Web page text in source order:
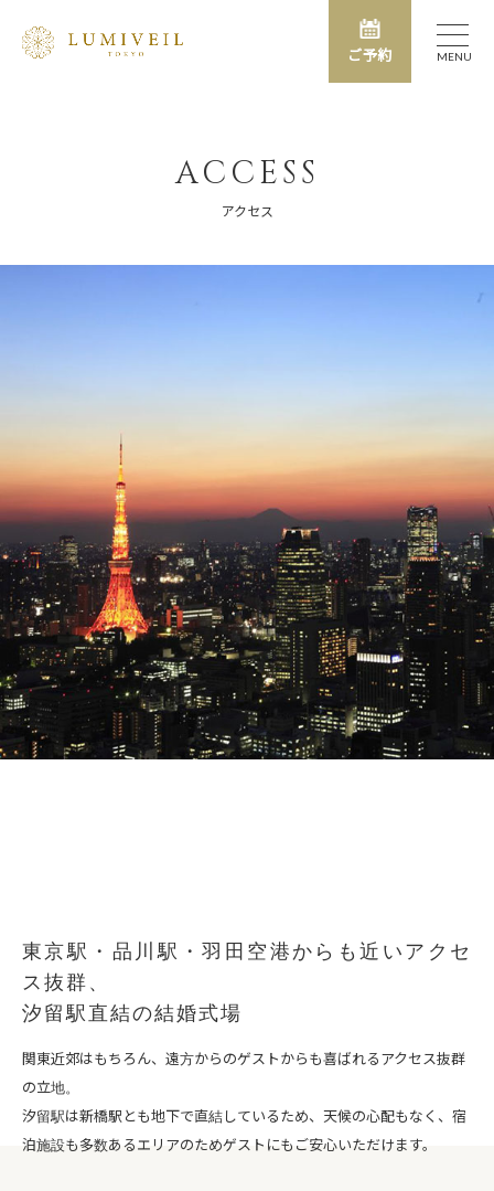
ご予約 MENU
ACCESS
アクセス
東京駅・品川駅・羽田空港からも近い アクセ
ス抜群、
汐留駅直結の結婚式場
関東近郊はもちろん、遠方からのゲストからも喜ばれるアクセス抜群
の立地。
汐留駅は新橋駅とも地下で直結しているため、天候の心配もなく、宿
泊施設も多数あるエリアのためゲストにもご安心いただけます。